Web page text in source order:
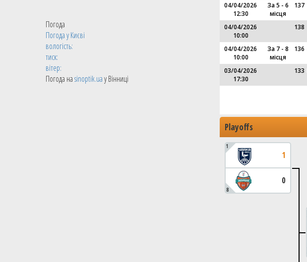
Погода
Погода уКиєві
вологість:
тиск:
вітер:
Погода наsinoptik.uaу Вінниці
04/04/2026
12:30
За 5 - 6
місця
137
04/04/2026
10:00
138
04/04/2026
10:00
За 7 - 8
місця
136
03/04/2026
17:30
133
Playoffs
1
1
8
0